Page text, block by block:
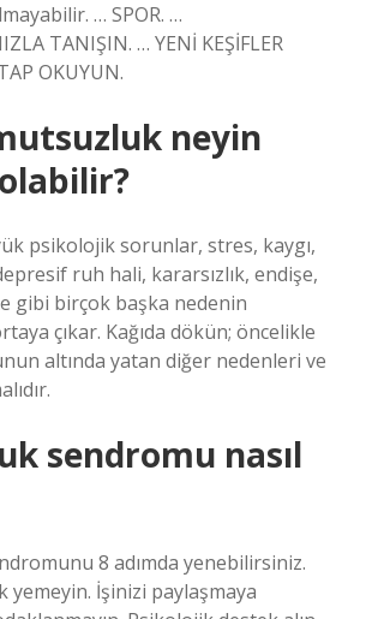
… SPOR. …
TANIŞIN. … YENİ KEŞİFLER
OKUYUN.
neyin
psikolojik sorunlar, stres, kaygı,
ruh hali, kararsızlık, endişe,
gibi birçok başka nedenin
çıkar. Kağıda dökün; öncelikle
altında yatan diğer nedenleri ve
sendromu nasıl
8 adımda yenebilirsiniz.
yemeyin. İşinizi paylaşmaya